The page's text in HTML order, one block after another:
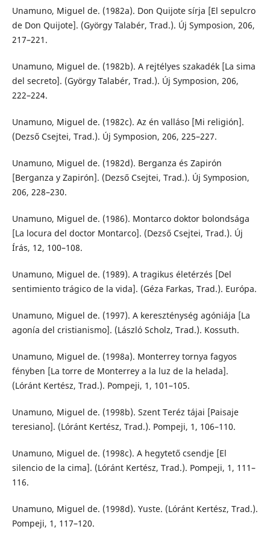
Unamuno, Miguel de. (1982a). Don Quijote sírja [El sepulcro
de Don Quijote]. (György Talabér, Trad.). Új Symposion, 206,
217–221.
Unamuno, Miguel de. (1982b). A rejtélyes szakadék [La sima
del secreto]. (György Talabér, Trad.). Új Symposion, 206,
222–224.
Unamuno, Miguel de. (1982c). Az én valláso [Mi religión].
(Dezső Csejtei, Trad.). Új Symposion, 206, 225–227.
Unamuno, Miguel de. (1982d). Berganza és Zapirón
[Berganza y Zapirón]. (Dezső Csejtei, Trad.). Új Symposion,
206, 228–230.
Unamuno, Miguel de. (1986). Montarco doktor bolondsága
[La locura del doctor Montarco]. (Dezső Csejtei, Trad.). Új
Írás, 12, 100–108.
Unamuno, Miguel de. (1989). A tragikus életérzés [Del
sentimiento trágico de la vida]. (Géza Farkas, Trad.). Európa.
Unamuno, Miguel de. (1997). A kereszténység agóniája [La
agonía del cristianismo]. (László Scholz, Trad.). Kossuth.
Unamuno, Miguel de. (1998a). Monterrey tornya fagyos
fényben [La torre de Monterrey a la luz de la helada].
(Lóránt Kertész, Trad.). Pompeji, 1, 101–105.
Unamuno, Miguel de. (1998b). Szent Teréz tájai [Paisaje
teresiano]. (Lóránt Kertész, Trad.). Pompeji, 1, 106–110.
Unamuno, Miguel de. (1998c). A hegytető csendje [El
silencio de la cima]. (Lóránt Kertész, Trad.). Pompeji, 1, 111–
116.
Unamuno, Miguel de. (1998d). Yuste. (Lóránt Kertész, Trad.).
Pompeji, 1, 117–120.